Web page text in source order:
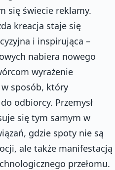
się świecie reklamy.
kreacja staje się
i inspirująca –
nabiera nowego
wyrażenie
sposób, który
odbiorcy. Przemysł
się tym samym w
gdzie spoty nie są
ale także manifestacją
przełomu.